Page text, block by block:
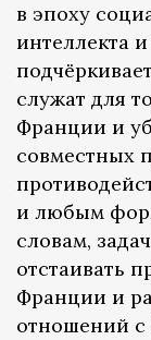
в эпоху
интеллекта
служат для
Франции и
совместных
и любым
словам,
отстаивать
Франции и
отношений с